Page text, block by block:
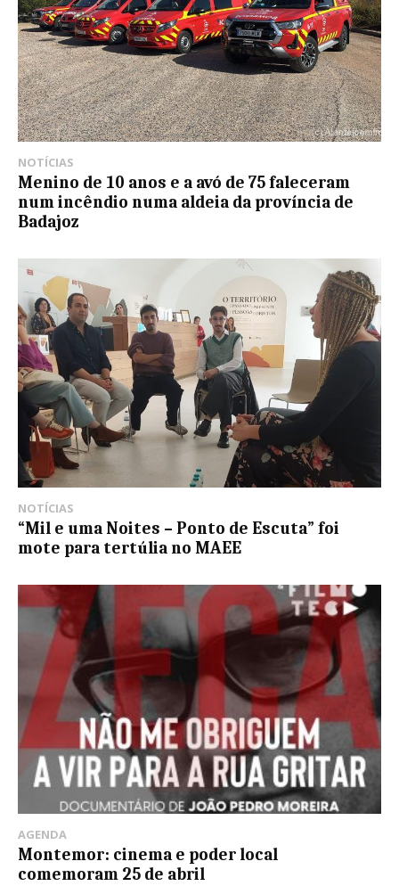
NOTÍCIAS
Menino de 10 anos e a avó de 75 faleceram
num incêndio numa aldeia da província de
Badajoz
NOTÍCIAS
“Mil e uma Noites – Ponto de Escuta” foi
mote para tertúlia no MAEE
AGENDA
Montemor: cinema e poder local
comemoram 25 de abril